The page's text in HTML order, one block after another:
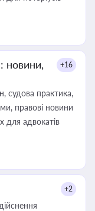
новини,
+16
судова практика,
правові новини
для адвокатів
+2